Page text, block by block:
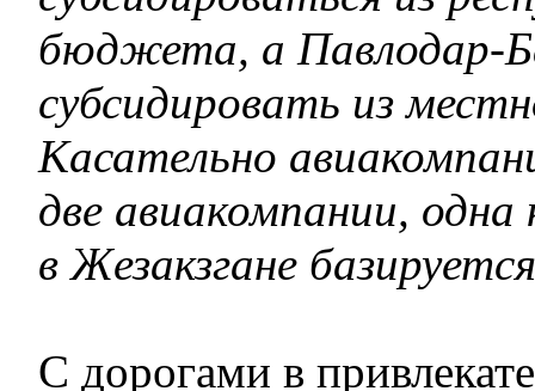
бюджета, а Павлодар-
субсидировать из
Касательно
две авиакомпании, одна
в Жезакзгане базируется
С дорогами в